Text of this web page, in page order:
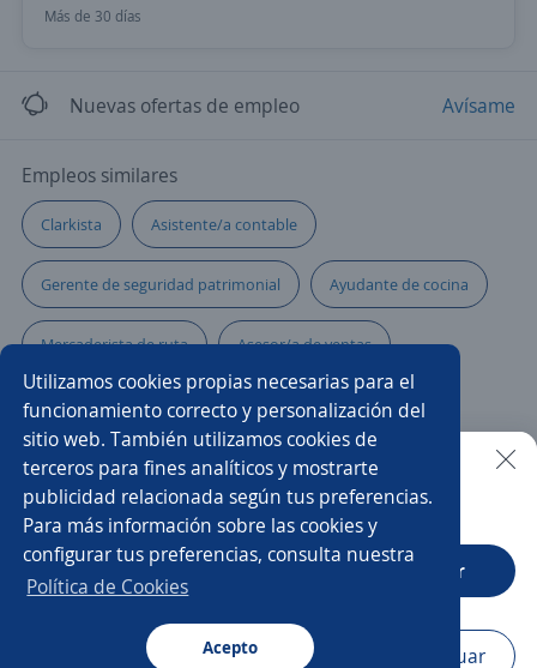
Más de 30 días
Nuevas ofertas de empleo Avísame
Empleos similares
Clarkista Asistente/a contable
Gerente de seguridad patrimonial Ayudante de cocina
Mercaderista de ruta Asesor/a de ventas
Auxiliar operativo Asistente/a de negocios
Asistente Auxiliar contable
Promotor/a asesor de venta Multifuncionales
Técnico/a de mantenimiento
Ejecutivo/a de atención al cliente
Buscar es más fácil en la app
CT App Abrir
Navegador Continuar
Utilizamos cookies propias necesarias para el
funcionamiento correcto y personalización del
sitio web. También utilizamos cookies de
terceros para fines analíticos y mostrarte
publicidad relacionada según tus preferencias.
Para más información sobre las cookies y
configurar tus preferencias, consulta nuestra
Política de Cookies
Acepto